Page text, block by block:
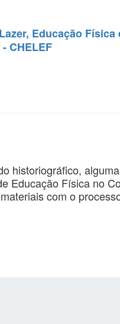
Educação Física
CHELEF
historiográfico,
Educação Física no
com o